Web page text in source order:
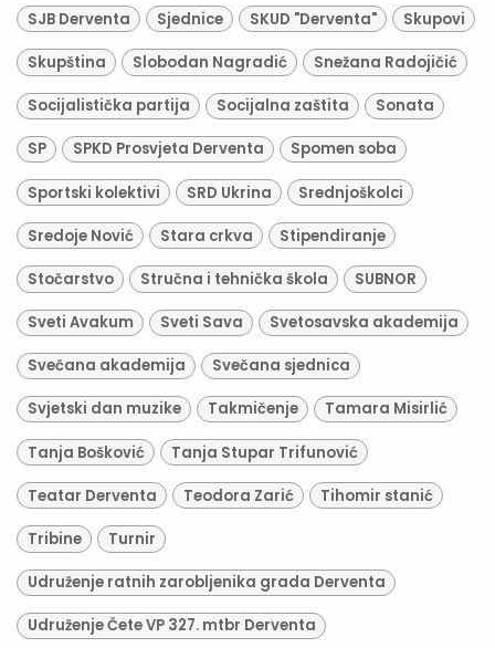
SJB Derventa Sjednice SKUD "Derventa" Skupovi
Skupština Slobodan Nagradić Snežana Radojičić
Socijalistička partija Socijalna zaštita Sonata
SP SPKD Prosvjeta Derventa Spomen soba
Sportski kolektivi SRD Ukrina Srednjoškolci
Sredoje Nović Stara crkva Stipendiranje
Stočarstvo Stručna i tehnička škola SUBNOR
Sveti Avakum Sveti Sava Svetosavska akademija
Svečana akademija Svečana sjednica
Svjetski dan muzike Takmičenje Tamara Misirlić
Tanja Bošković Tanja Stupar Trifunović
Teatar Derventa Teodora Zarić Tihomir stanić
Tribine Turnir
Udruženje ratnih zarobljenika grada Derventa
Udruženje Čete VP 327. mtbr Derventa